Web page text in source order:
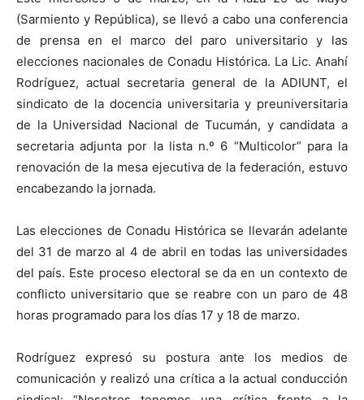
(Sarmiento y República), se llevó a cabo una conferencia
de prensa en el marco del paro universitario y las
elecciones nacionales de Conadu Histórica. La Lic. Anahí
Rodríguez, actual secretaria general de la ADIUNT, el
sindicato de la docencia universitaria y preuniversitaria
de la Universidad Nacional de Tucumán, y candidata a
secretaria adjunta por la lista n.º 6 “Multicolor” para la
renovación de la mesa ejecutiva de la federación, estuvo
encabezando la jornada.
Las elecciones de Conadu Histórica se llevarán adelante
del 31 de marzo al 4 de abril en todas las universidades
del país. Este proceso electoral se da en un contexto de
conflicto universitario que se reabre con un paro de 48
horas programado para los días 17 y 18 de marzo.
Rodríguez expresó su postura ante los medios de
comunicación y realizó una crítica a la actual conducción